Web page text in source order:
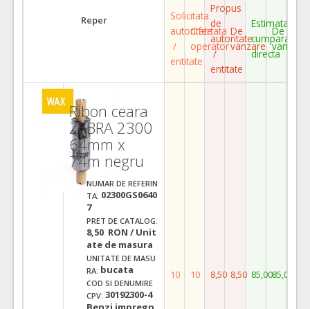
Reper
Solicitata
autoritate
/
entitate
Ofertata
operator
Propus
de
autoritate
/
entitate
De
vanzare
Estimata
cumparare
directa
De
vanzare
Ribon ceara
ZEBRA 2300
64mm x
74m negru
NUMAR DE REFERIN
TA: 02300GS0640
7
PRET DE CATALOG:
8,50 RON / Unit
ate de masura
UNITATE DE MASU
RA: bucata
COD SI DENUMIRE
CPV: 30192300-4
10 10 8,50 8,50 85,0085,00